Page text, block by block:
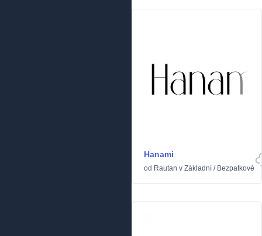
Hanami
od Rautan v Základní / Bezpatkové